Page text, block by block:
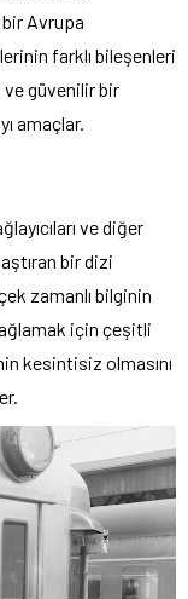
bir Avrupa
farklı bileşenleri
güvenilir bir
amaçlar.
ve diğer
bir dizi
zamanlı bilginin
için çeşitli
kesintisiz olmasını